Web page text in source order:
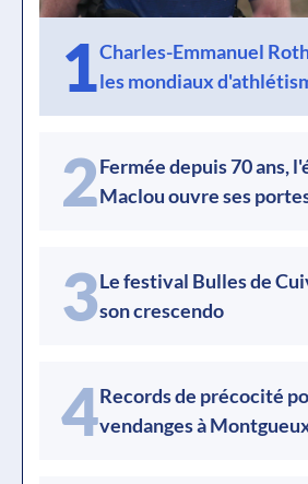
1Charles-Emmanuel
les mondiaux
2Fermée depuis 70 ans,
Maclou ouvre ses
3Le festival Bulles de
son crescendo
4Records de précocité
vendanges à